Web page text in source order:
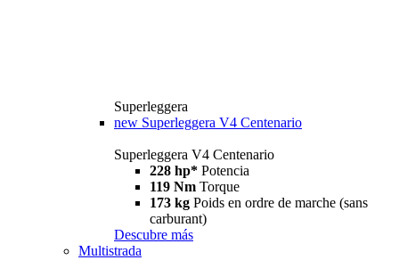
Superleggera
new Superleggera V4 Centenario
Superleggera V4 Centenario
228 hp* Potencia
119 Nm Torque
173 kg Poids en ordre de marche (sans
carburant)
Descubre más
Multistrada